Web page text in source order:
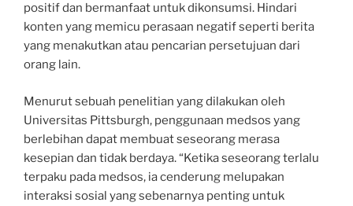
positif dan bermanfaat untuk dikonsumsi. Hindari
konten yang memicu perasaan negatif seperti berita
yang menakutkan atau pencarian persetujuan dari
orang lain.
Menurut sebuah penelitian yang dilakukan oleh
Universitas Pittsburgh, penggunaan medsos yang
berlebihan dapat membuat seseorang merasa
kesepian dan tidak berdaya. “Ketika seseorang terlalu
terpaku pada medsos, ia cenderung melupakan
interaksi sosial yang sebenarnya penting untuk